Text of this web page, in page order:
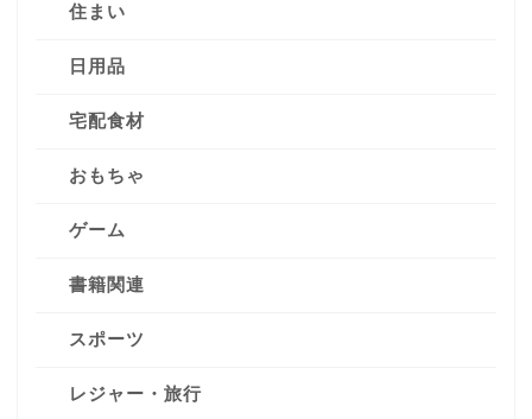
住まい
日用品
宅配食材
おもちゃ
ゲーム
書籍関連
スポーツ
レジャー・旅行